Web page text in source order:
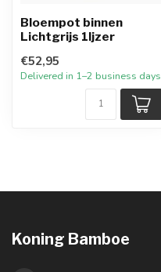
Bloempot binnen
Lichtgrijs 1Ijzer
€52,95
Delivered in 1–2 business days
Koning Bamboe